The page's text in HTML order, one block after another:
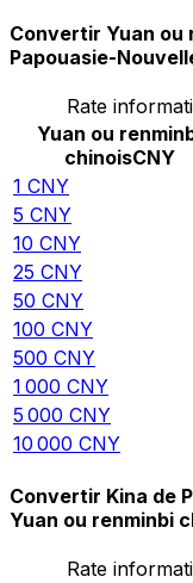
Convertir Yuan ou
Papouasie-
Rate
Yuan ou
chinoisCNY
1 CNY
5 CNY
10 CNY
25 CNY
50 CNY
100 CNY
500 CNY
1 000 CNY
5 000 CNY
10 000 CNY
Convertir Kina de
Yuan ou renminbi
Rate